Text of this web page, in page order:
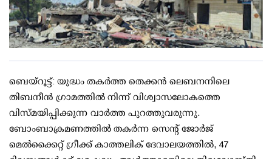
ബെയ്റൂട്ട്: യുദ്ധം തകർത്ത തെക്കൻ ലെബനനിലെ
തിബനീൻ ഗ്രാമത്തിൽ നിന്ന് വിശ്വാസലോകത്തെ
വിസ്മയിപ്പിക്കുന്ന വാർത്ത പുറത്തുവരുന്നു.
ബോംബാക്രമണത്തിൽ തകർന്ന സെന്റ് ജോർജ്
മെൽക്കൈറ്റ് ഗ്രീക്ക് കാത്തലിക് ദേവാലയത്തിൽ, 47